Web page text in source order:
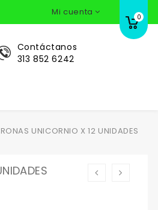
Mi cuenta 0
Contáctanos
313 852 6242
UNICORNIO X 12 UNIDADES